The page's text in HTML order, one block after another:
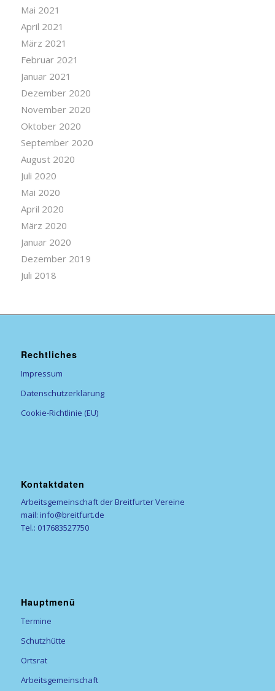
Mai 2021
April 2021
März 2021
Februar 2021
Januar 2021
Dezember 2020
November 2020
Oktober 2020
September 2020
August 2020
Juli 2020
Mai 2020
April 2020
März 2020
Januar 2020
Dezember 2019
Juli 2018
Rechtliches
Impressum
Datenschutzerklärung
Cookie-Richtlinie (EU)
Kontaktdaten
Arbeitsgemeinschaft der Breitfurter Vereine
mail: info@breitfurt.de
Tel.: 017683527750
Hauptmenü
Termine
Schutzhütte
Ortsrat
Arbeitsgemeinschaft